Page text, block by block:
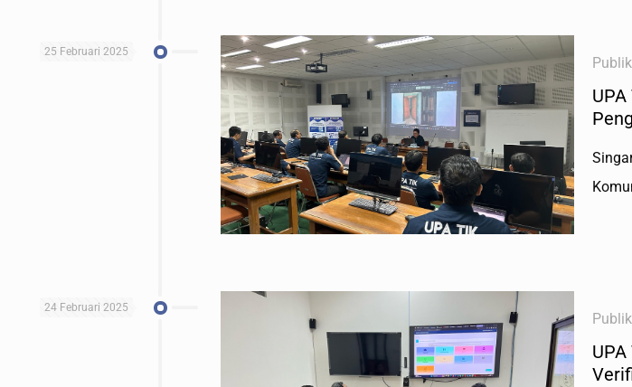
25 Februari 2025
24 Februari 2025